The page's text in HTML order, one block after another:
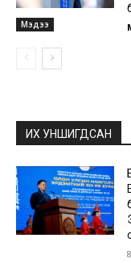
Мэдээ
ИХ УНШИГДСАН